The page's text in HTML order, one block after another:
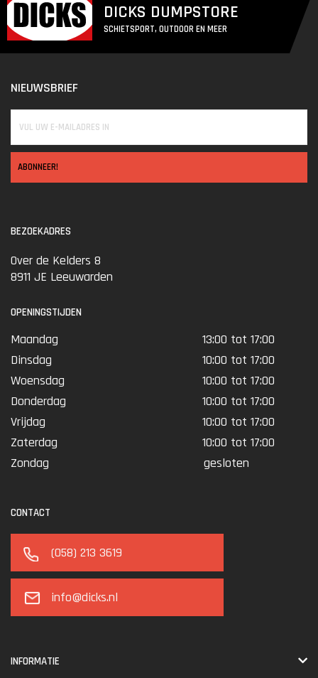
DICKS DUMPSTORE
SCHIETSPORT, OUTDOOR EN MEER
NIEUWSBRIEF
ABONNEER!
BEZOEKADRES
Over de Kelders 8
8911 JE Leeuwarden
OPENINGSTIJDEN
Maandag
13:00 tot 17:00
Dinsdag
10:00 tot 17:00
Woensdag
10:00 tot 17:00
Donderdag
10:00 tot 17:00
Vrijdag
10:00 tot 17:00
Zaterdag
10:00 tot 17:00
Zondag
gesloten
CONTACT
(058) 213 3619
info@dicks.nl
INFORMATIE